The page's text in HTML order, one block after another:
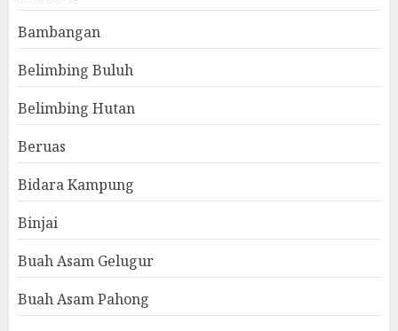
Bambangan
Belimbing Buluh
Belimbing Hutan
Beruas
Bidara Kampung
Binjai
Buah Asam Gelugur
Buah Asam Pahong